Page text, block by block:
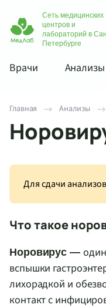
Сеть медицинских
центров и
лабораторий в
Петербурге
Врачи Анализы
Главная Анализы
Для сдачи
Что такое
Норовирус —
вспышки
лихорадкой и
контакт с